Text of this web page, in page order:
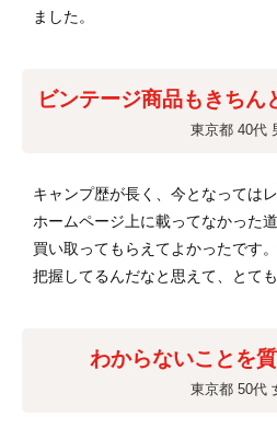
ました。
ビンテージ商品もきちん
東京都 40代
キャンプ歴が長く、今となっては
ホームページ上に載ってなかった
買い取ってもらえてよかったです
把握してるんだなと思えて、とて
わからないことを
東京都 50代